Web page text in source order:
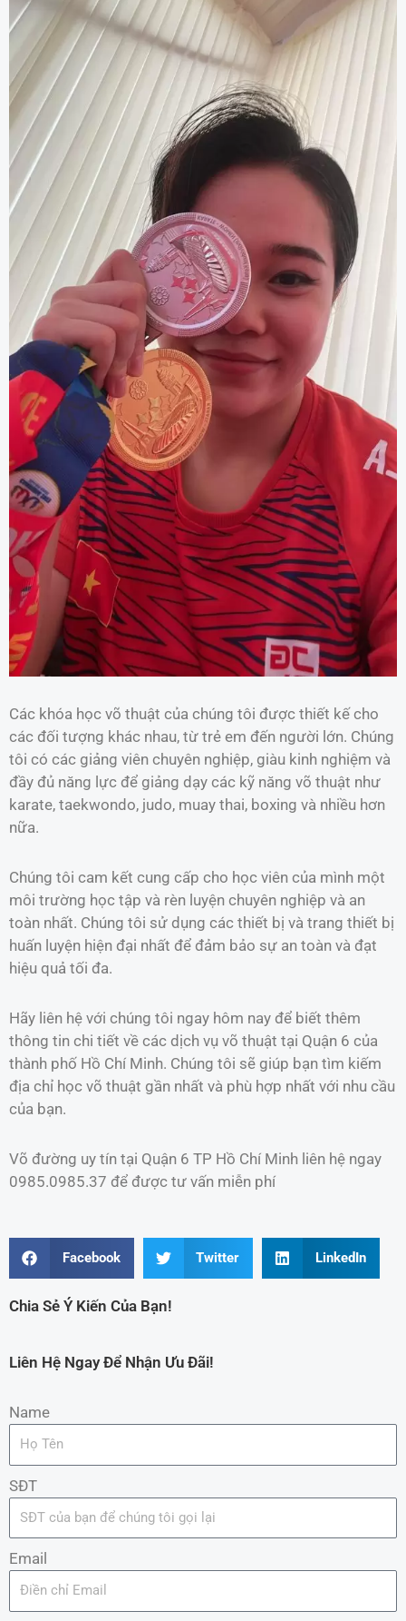
Các khóa học võ thuật của chúng tôi được thiết kế cho
các đối tượng khác nhau, từ trẻ em đến người lớn. Chúng
tôi có các giảng viên chuyên nghiệp, giàu kinh nghiệm và
đầy đủ năng lực để giảng dạy các kỹ năng võ thuật như
karate, taekwondo, judo, muay thai, boxing và nhiều hơn
nữa.
Chúng tôi cam kết cung cấp cho học viên của mình một
môi trường học tập và rèn luyện chuyên nghiệp và an
toàn nhất. Chúng tôi sử dụng các thiết bị và trang thiết bị
huấn luyện hiện đại nhất để đảm bảo sự an toàn và đạt
hiệu quả tối đa.
Hãy liên hệ với chúng tôi ngay hôm nay để biết thêm
thông tin chi tiết về các dịch vụ võ thuật tại Quận 6 của
thành phố Hồ Chí Minh. Chúng tôi sẽ giúp bạn tìm kiếm
địa chỉ học võ thuật gần nhất và phù hợp nhất với nhu cầu
của bạn.
Võ đường uy tín tại Quận 6 TP Hồ Chí Minh liên hệ ngay
0985.0985.37 để được tư vấn miễn phí
Facebook Twitter LinkedIn
Chia Sẻ Ý Kiến Của Bạn!
Liên Hệ Ngay Để Nhận Ưu Đãi!
Name
SĐT
Email